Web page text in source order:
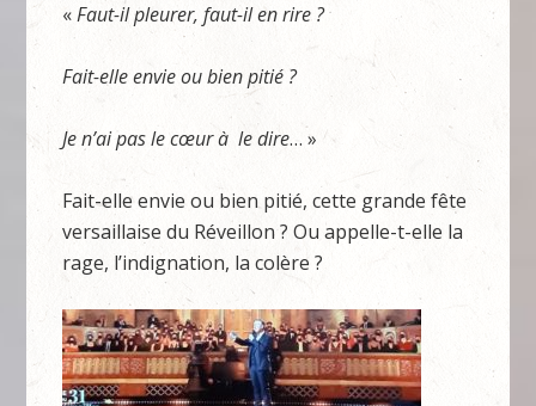
«Faut-il pleurer, faut-il en rire ?
Fait-elle envie ou bien pitié ?
Je n’ai pas le cœur à le dire… »
Fait-elle envie ou bien pitié, cette grande fête
versaillaise du Réveillon ? Ou appelle-t-elle la
rage, l’indignation, la colère ?